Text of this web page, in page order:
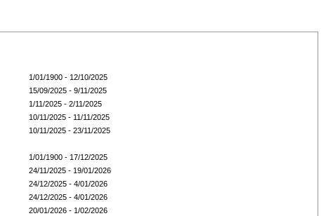
1/01/1900 - 12/10/2025
15/09/2025 - 9/11/2025
1/11/2025 - 2/11/2025
10/11/2025 - 11/11/2025
10/11/2025 - 23/11/2025
1/01/1900 - 17/12/2025
24/11/2025 - 19/01/2026
24/12/2025 - 4/01/2026
24/12/2025 - 4/01/2026
20/01/2026 - 1/02/2026